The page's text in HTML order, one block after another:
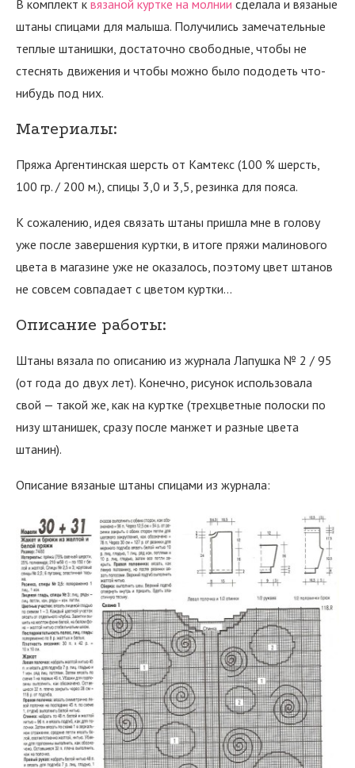
В комплект к вязаной куртке на молнии сделала и вязаные
штаны спицами для малыша. Получились замечательные
теплые штанишки, достаточно свободные, чтобы не
стеснять движения и чтобы можно было пододеть что-
нибудь под них.
Материалы:
Пряжа Аргентинская шерсть от Камтекс (100 % шерсть,
100 гр. / 200 м.), спицы 3,0 и 3,5, резинка для пояса.
К сожалению, идея связать штаны пришла мне в голову
уже после завершения куртки, в итоге пряжи малинового
цвета в магазине уже не оказалось, поэтому цвет штанов
не совсем совпадает с цветом куртки…
Описание работы:
Штаны вязала по описанию из журнала Лапушка № 2 / 95
(от года до двух лет). Конечно, рисунок использовала
свой — такой же, как на куртке (трехцветные полоски по
низу штанишек, сразу после манжет и разные цвета
штанин).
Описание вязаные штаны спицами из журнала: